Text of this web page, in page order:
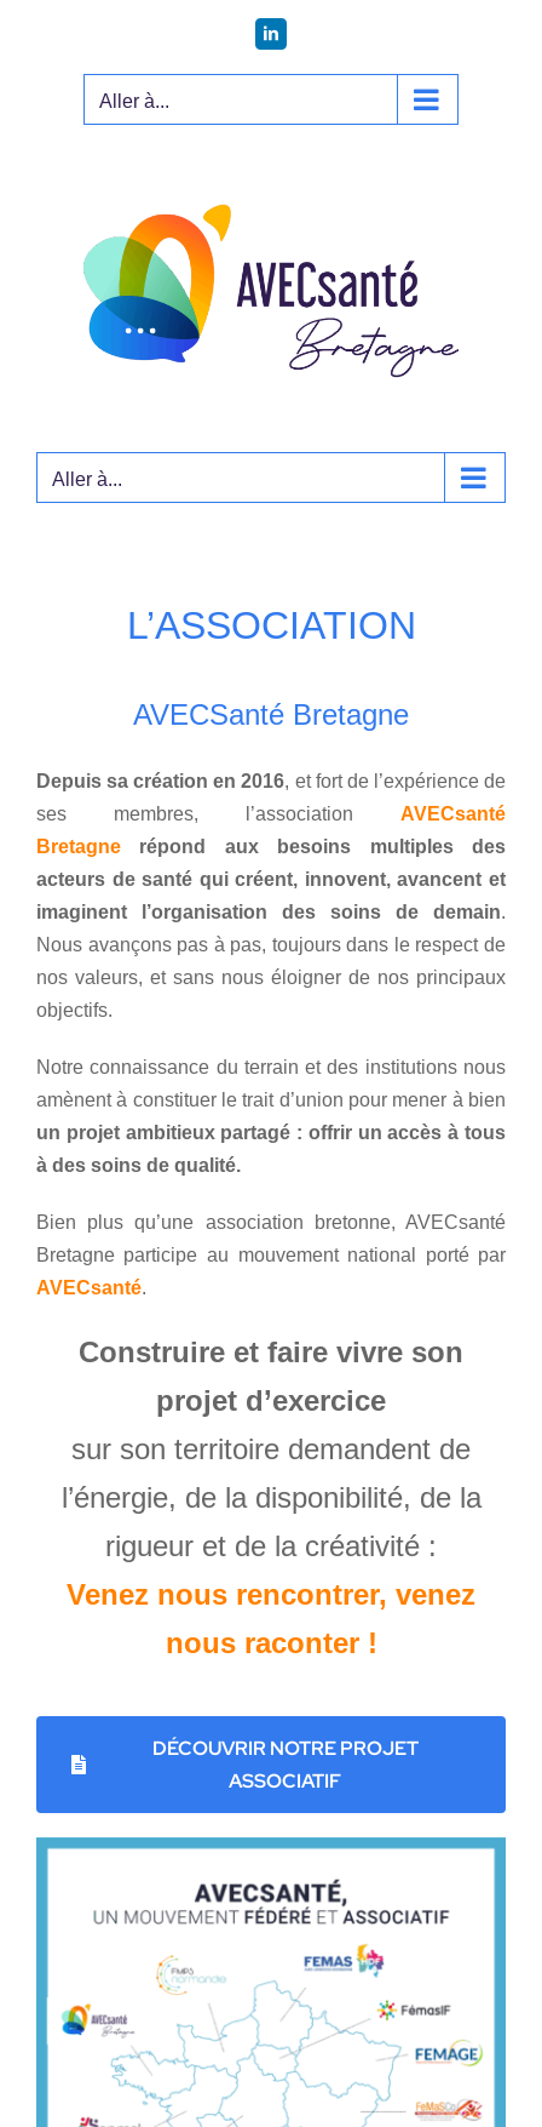
LinkedIn
Aller à...
Aller à...
L’ASSOCIATION
AVECSanté Bretagne
Depuis sa création en 2016, et fort de l’expérience de
ses membres, l’associationAVECsanté
Bretagnerépond aux besoins multiples des
acteurs de santé qui créent, innovent, avancent et
imaginent l’organisation des soins de demain.
Nous avançons pas à pas, toujours dans le respect de
nos valeurs, et sans nous éloigner de nos principaux
objectifs.
Notre connaissance du terrain et des institutions nous
amènent à constituer le trait d’union pour mener à bien
un projet ambitieux partagé : offrir un accès à tous
à des soins de qualité.
Bien plus qu’une association bretonne, AVECsanté
Bretagne participe au mouvement national porté par
AVECsanté.
Construire et faire vivre son
projet d’exercice
sur son territoire demandent de
l’énergie, de la disponibilité, de la
rigueur et de la créativité :
Venez nous rencontrer, venez
nous raconter !
DÉCOUVRIR NOTRE PROJET
ASSOCIATIF